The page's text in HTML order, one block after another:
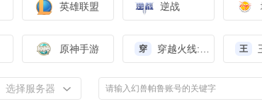
英雄联盟 逆战
原神手游 穿 王
选择服务器